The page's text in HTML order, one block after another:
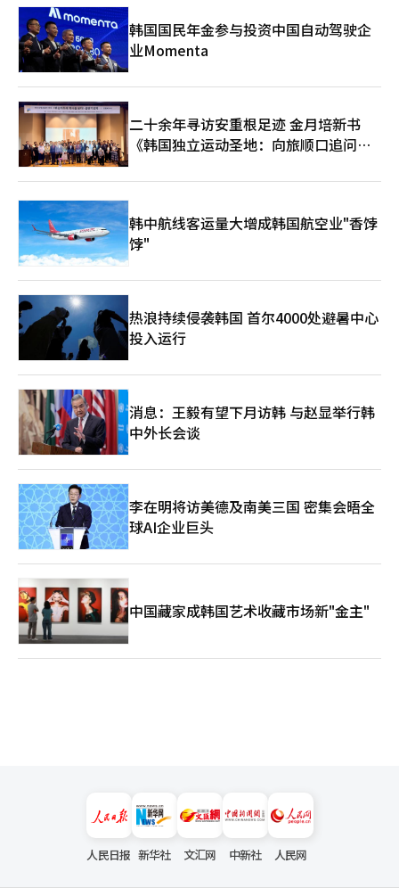
韩国国民年金参与投资中国自动驾驶企
业Momenta
二十余年寻访安重根足迹 金月培新书
《韩国独立运动圣地：向旅顺口追问历
韩中航线客运量大增成韩国航空业"香饽
饽"
热浪持续侵袭韩国 首尔4000处避暑中心
投入运行
消息：王毅有望下月访韩 与赵显举行韩
中外长会谈
李在明将访美德及南美三国 密集会晤全
球AI企业巨头
中国藏家成韩国艺术收藏市场新"金主"
人民日报 新华社 文汇网 中新社 人民网